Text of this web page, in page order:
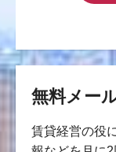
無料メー
賃貸経営の役